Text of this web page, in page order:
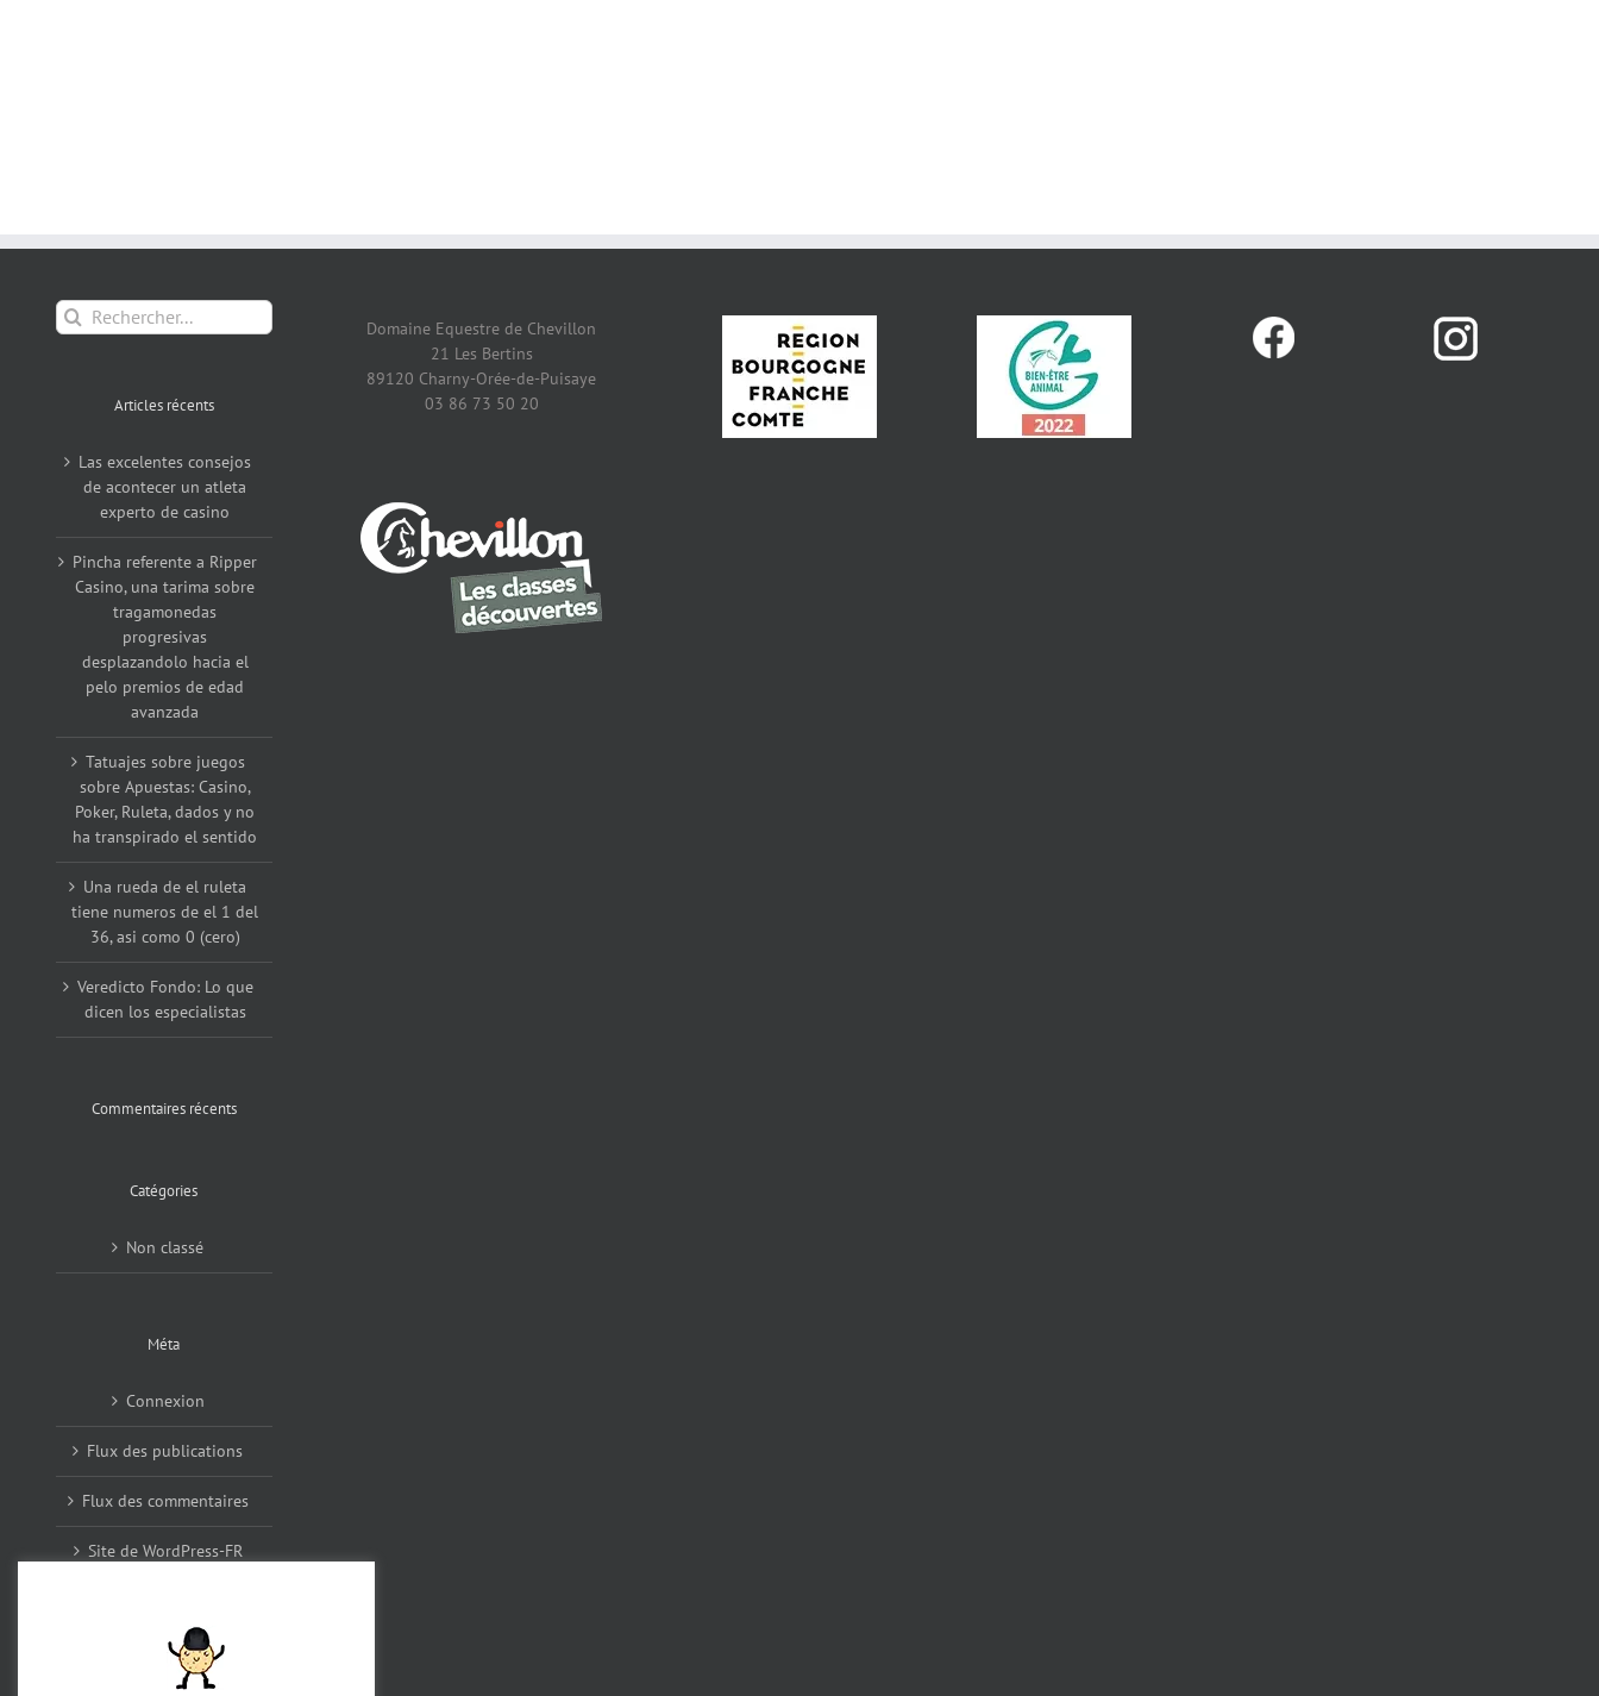
Rechercher:
Articles récents
Las excelentes consejos
de acontecer un atleta
experto de casino
Pincha referente a Ripper
Casino, una tarima sobre
tragamonedas
progresivas
desplazandolo hacia el
pelo premios de edad
avanzada
Tatuajes sobre juegos
sobre Apuestas: Casino,
Poker, Ruleta, dados y no
ha transpirado el sentido
Una rueda de el ruleta
tiene numeros de el 1 del
36, asi como 0 (cero)
Veredicto Fondo: Lo que
dicen los especialistas
Commentaires récents
Catégories
Non classé
Méta
Connexion
Flux des publications
Flux des commentaires
Site de WordPress-FR
Archives
Domaine Equestre de Chevillon
21 Les Bertins
89120 Charny-Orée-de-Puisaye
03 86 73 50 20